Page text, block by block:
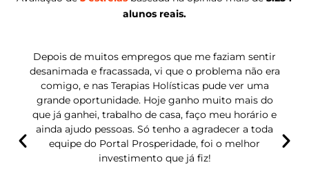
alunos reais.
Depois de muitos empregos que me faziam sentir
desanimada e fracassada, vi que o problema não era
comigo, e nas Terapias Holísticas pude ver uma
grande oportunidade. Hoje ganho muito mais do
que já ganhei, trabalho de casa, faço meu horário e
ainda ajudo pessoas. Só tenho a agradecer a toda
equipe do Portal Prosperidade, foi o melhor
investimento que já fiz!​